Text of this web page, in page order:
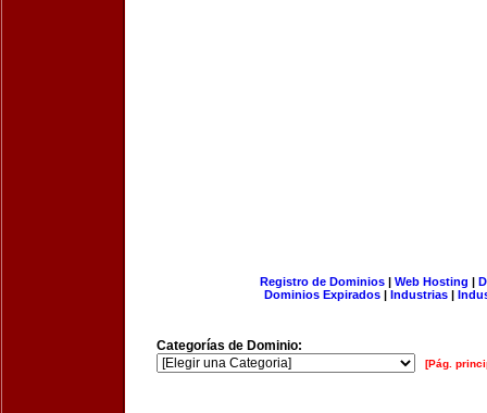
Registro de Dominios| Web Hosting |
Dominios Expirados | Industrias |
Categorías de Dominio:
[Pág.